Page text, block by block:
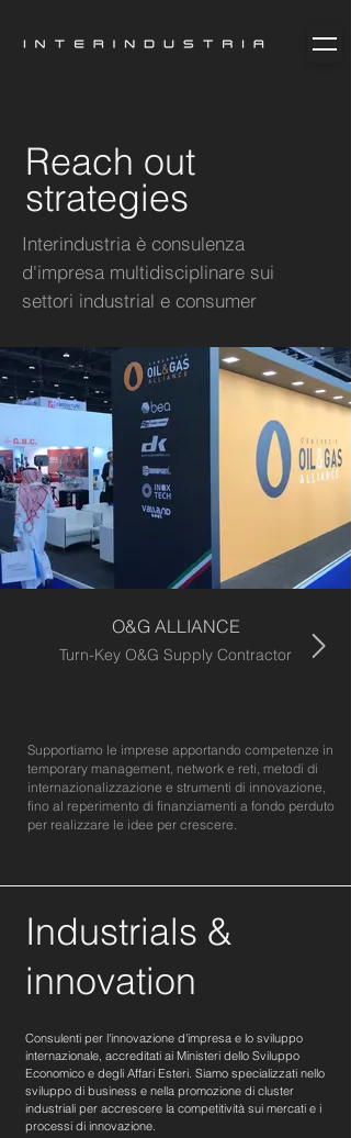
Reach out
strategies
Interindustria è consulenza
d'impresa multidisciplinare sui
settori industrial e consumer
O&G ALLIANCE
Turn-Key O&G Supply Contractor
Supportiamo le imprese apportando competenze in
temporary management, network e reti, metodi di
internazionalizzazione e strumenti di innovazione,
fino al reperimento di finanziamenti a fondo perduto
per realizzare le idee per crescere.
Industrials &
innovation
Consulenti per l'innovazione d'impresa e lo sviluppo
internazionale, accreditati ai Ministeri dello Sviluppo
Economico e degli Affari Esteri. Siamo specializzati nello
sviluppo di business e nella promozione di cluster
industriali per accrescere la competitività sui mercati e i
processi di innovazione.